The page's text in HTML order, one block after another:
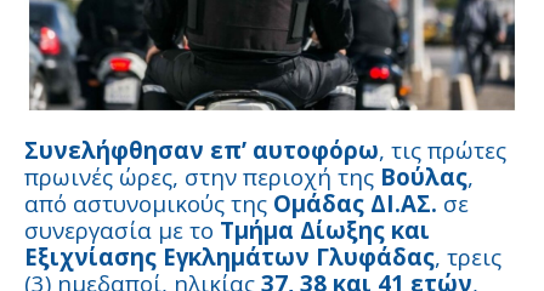
Συνελήφθησαν επ’ αυτοφόρω, τις πρώτες
πρωινές ώρες, στην περιοχή της Βούλας,
από αστυνομικούς της Ομάδας ΔΙ.ΑΣ. σε
συνεργασία με το Τμήμα Δίωξης και
Εξιχνίασης Εγκλημάτων Γλυφάδας, τρεις
(3) ημεδαποί, ηλικίας 37, 38 και 41 ετών,